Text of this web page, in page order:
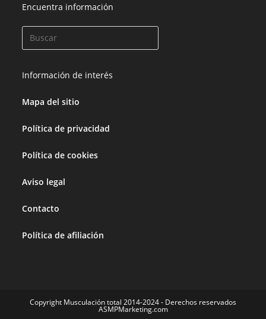
Encuentra información
Información de interés
Mapa del sitio
Política de privacidad
Política de cookies
Aviso legal
Contacto
Política de afiliación
Copyright Musculación total 2014-2024 - Derechos reservados
ASMPMarketing.com